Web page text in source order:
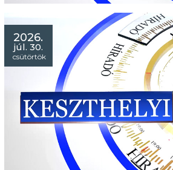
2026.
júl. 30.
csütörtök